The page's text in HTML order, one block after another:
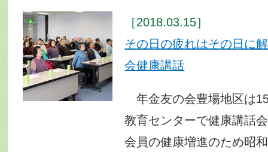
［2018.03.15］
その日の疲れはその日に
会健康講話
年金友の会豊場地区は
教育センターで健康講話
会員の健康増進のため昭